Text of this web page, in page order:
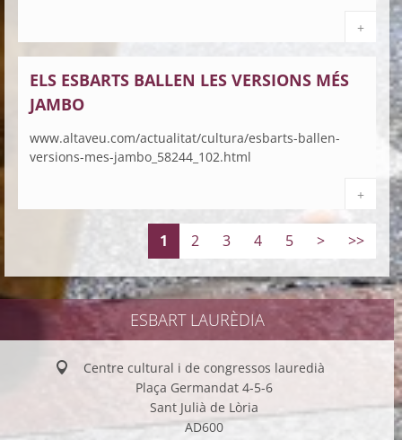
+
ELS ESBARTS BALLEN LES VERSIONS MÉS
JAMBO
www.altaveu.com/actualitat/cultura/esbarts-ballen-
versions-mes-jambo_58244_102.html
+
1 2 3 4 5 > >>
ESBART LAURÈDIA
Centre cultural i de congressos lauredià
Plaça Germandat 4-5-6
Sant Julià de Lòria
AD600